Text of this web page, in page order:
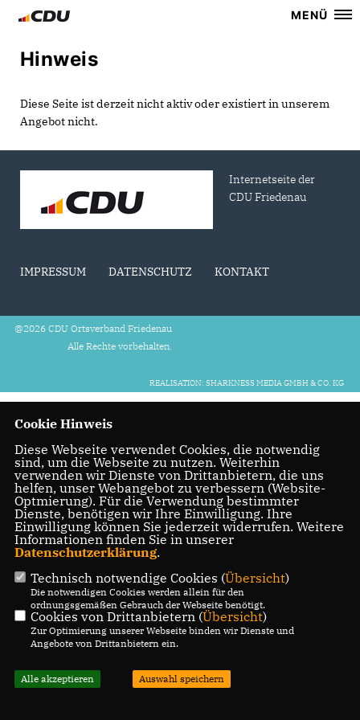
MENÜ
Hinweis
Diese Seite ist derzeit nicht aktiv oder existiert in unserem
Angebot nicht.
Internetseite der
CDU Friedenau
IMPRESSUM DATENSCHUTZ KONTAKT
@2026 CDU Ortsverband Friedenau
Alle Rechte vorbehalten.
REALISATION: SHARKNESS MEDIA GMBH & CO. KG
Cookie Hinweis
Diese Webseite verwendet Cookies, die notwendig
sind, um die Webseite zu nutzen. Weiterhin
verwenden wir Dienste von Drittanbietern, die uns
helfen, unser Webangebot zu verbessern (Website-
Optmierung). Für die Verwendung bestimmter
Dienste, benötigen wir Ihre Einwilligung. Ihre
Einwilligung können Sie jederzeit widerrufen. Weitere
Informationen finden Sie in unserer
Datenschutzerklärung.
Technisch notwendige Cookies (Übersicht)
Die notwendigen Cookies werden allein für den
ordnungsgemäßen Gebrauch der Webseite benötigt.
Cookies von Drittanbietern (Übersicht)
Zur Optimierung unserer Webseite binden wir Dienste und
Angebote von Drittanbietern ein.
Alle akzeptieren Auswahl speichern